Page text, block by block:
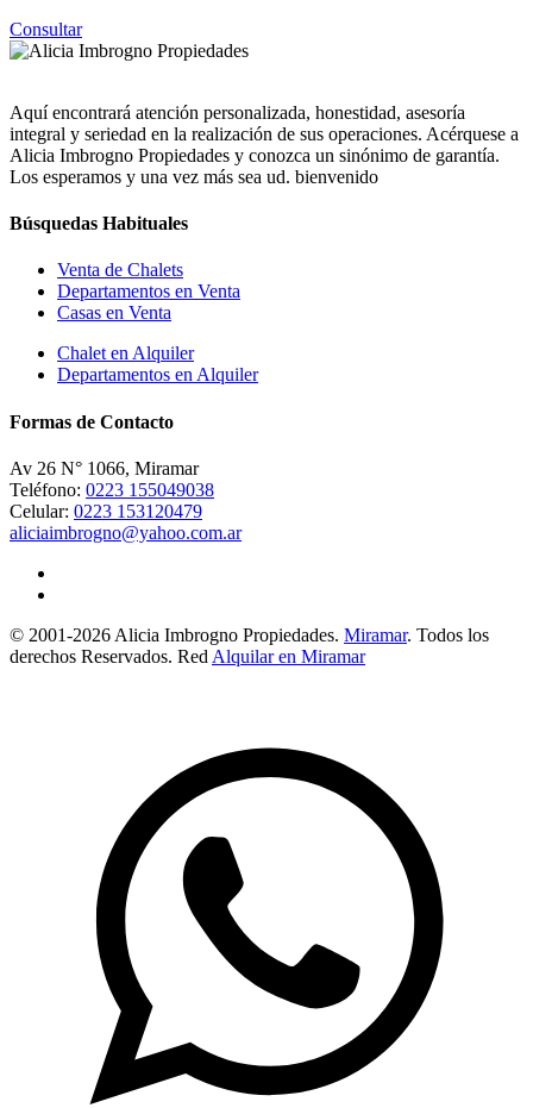
Consultar
Aquí encontrará atención personalizada, honestidad, asesoría
integral y seriedad en la realización de sus operaciones. Acérquese a
Alicia Imbrogno Propiedades y conozca un sinónimo de garantía.
Los esperamos y una vez más sea ud. bienvenido
Búsquedas Habituales
Venta de Chalets
Departamentos en Venta
Casas en Venta
Chalet en Alquiler
Departamentos en Alquiler
Formas de Contacto
Av 26 N° 1066, Miramar
Teléfono: 0223 155049038
Celular: 0223 153120479
aliciaimbrogno@yahoo.com.ar
© 2001-2026 Alicia Imbrogno Propiedades. Miramar. Todos los
derechos Reservados. Red Alquilar en Miramar